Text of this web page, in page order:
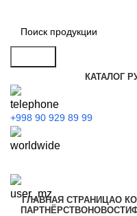
КАТАЛОГ
+998 90 929 89 99
ГЛАВНАЯ СТРАНИЦАО
ПАРТНЁРСТВОНОВОСТИ